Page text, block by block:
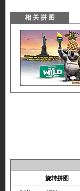
旋转拼图